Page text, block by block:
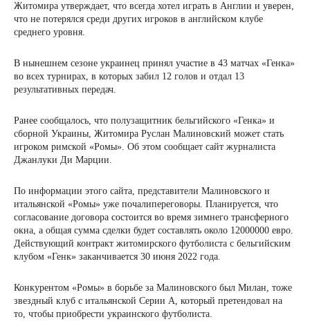
Житомира утверждает, что всегда хотел играть в Англии и уверен,
что не потерялся среди других игроков в английском клубе
среднего уровня.
В нынешнем сезоне украинец принял участие в 43 матчах «Генка»
во всех турнирах, в которых забил 12 голов и отдал 13
результативных передач.
Ранее сообщалось, что полузащитник бельгийского «Генка» и
сборной Украины, Житомира Руслан Малиновский может стать
игроком римской «Ромы». Об этом сообщает сайт журналиста
Джанлуки Ди Марции.
По информации этого сайта, представители Малиновского и
итальянской «Ромы» уже почалипереговоры. Планируется, что
согласование договора состоится во время зимнего трансферного
окна, а общая сумма сделки будет составлять около 12000000 евро.
Действующий контракт житомирского футболиста с бельгийским
клубом «Генк» заканчивается 30 июня 2022 года.
Конкурентом «Ромы» в борьбе за Малиновского был Милан, тоже
звездный клуб с итальянской Серии А, который претендовал на
то, чтобы приобрести украинского футболиста.